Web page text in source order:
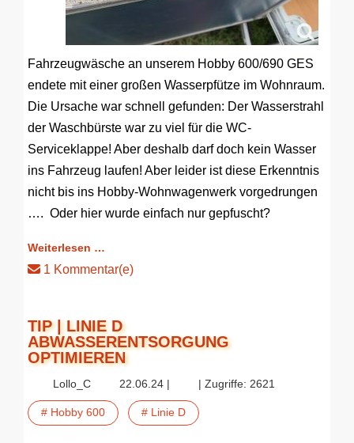
Fahrzeugwäsche an unserem Hobby 600/690 GES
endete mit einer großen Wasserpfütze im Wohnraum.
Die Ursache war schnell gefunden: Der Wasserstrahl
der Waschbürste war zu viel für die WC-
Serviceklappe! Aber deshalb darf doch kein Wasser
ins Fahrzeug laufen! Aber leider ist diese Erkenntnis
nicht bis ins Hobby-Wohnwagenwerk vorgedrungen
…. Oder hier wurde einfach nur gepfuscht?
Weiterlesen …
1 Kommentar(e)
TIP | LINIE D
ABWASSERENTSORGUNG
OPTIMIEREN
Lollo_C 22.06.24 | | Zugriffe: 2621
# Hobby 600 # Linie D